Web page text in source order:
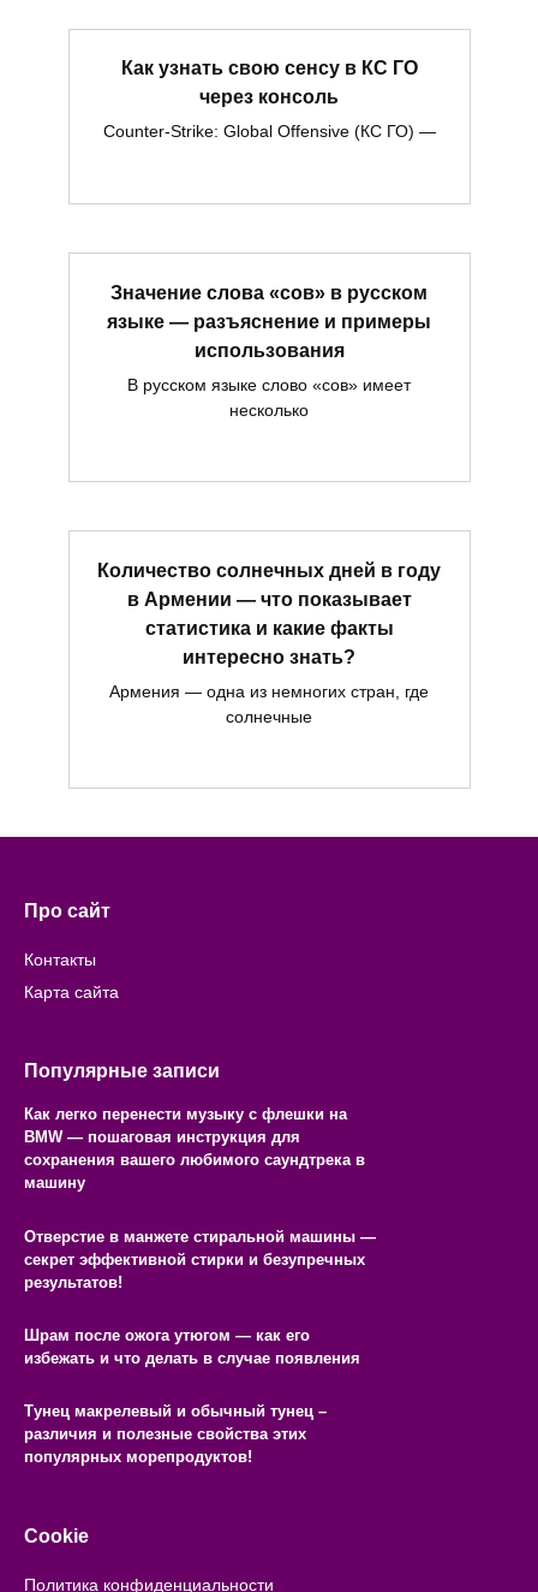
Как узнать свою сенсу в КС ГО
через консоль
Counter-Strike: Global Offensive (КС ГО) —
Значение слова «сов» в русском
языке — разъяснение и примеры
использования
В русском языке слово «сов» имеет
несколько
Количество солнечных дней в году
в Армении — что показывает
статистика и какие факты
интересно знать?
Армения — одна из немногих стран, где
солнечные
Про сайт
Контакты
Карта сайта
Популярные записи
Как легко перенести музыку с флешки на
BMW — пошаговая инструкция для
сохранения вашего любимого саундтрека в
машину
Отверстие в манжете стиральной машины —
секрет эффективной стирки и безупречных
результатов!
Шрам после ожога утюгом — как его
избежать и что делать в случае появления
Тунец макрелевый и обычный тунец –
различия и полезные свойства этих
популярных морепродуктов!
Cookie
Политика конфиденциальности